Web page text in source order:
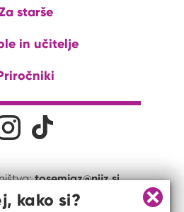
starše
in učitelje
tosemjaz@nijz.si
Zapri
kako si?